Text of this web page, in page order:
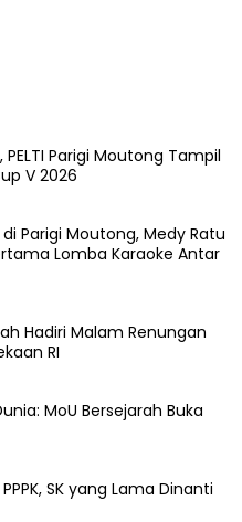
Parigi Moutong Tampil
V 2026
Parigi Moutong, Medy Ratu
Lomba Karaoke Antar
Hadiri Malam Renungan
RI
MoU Bersejarah Buka
SK yang Lama Dinanti